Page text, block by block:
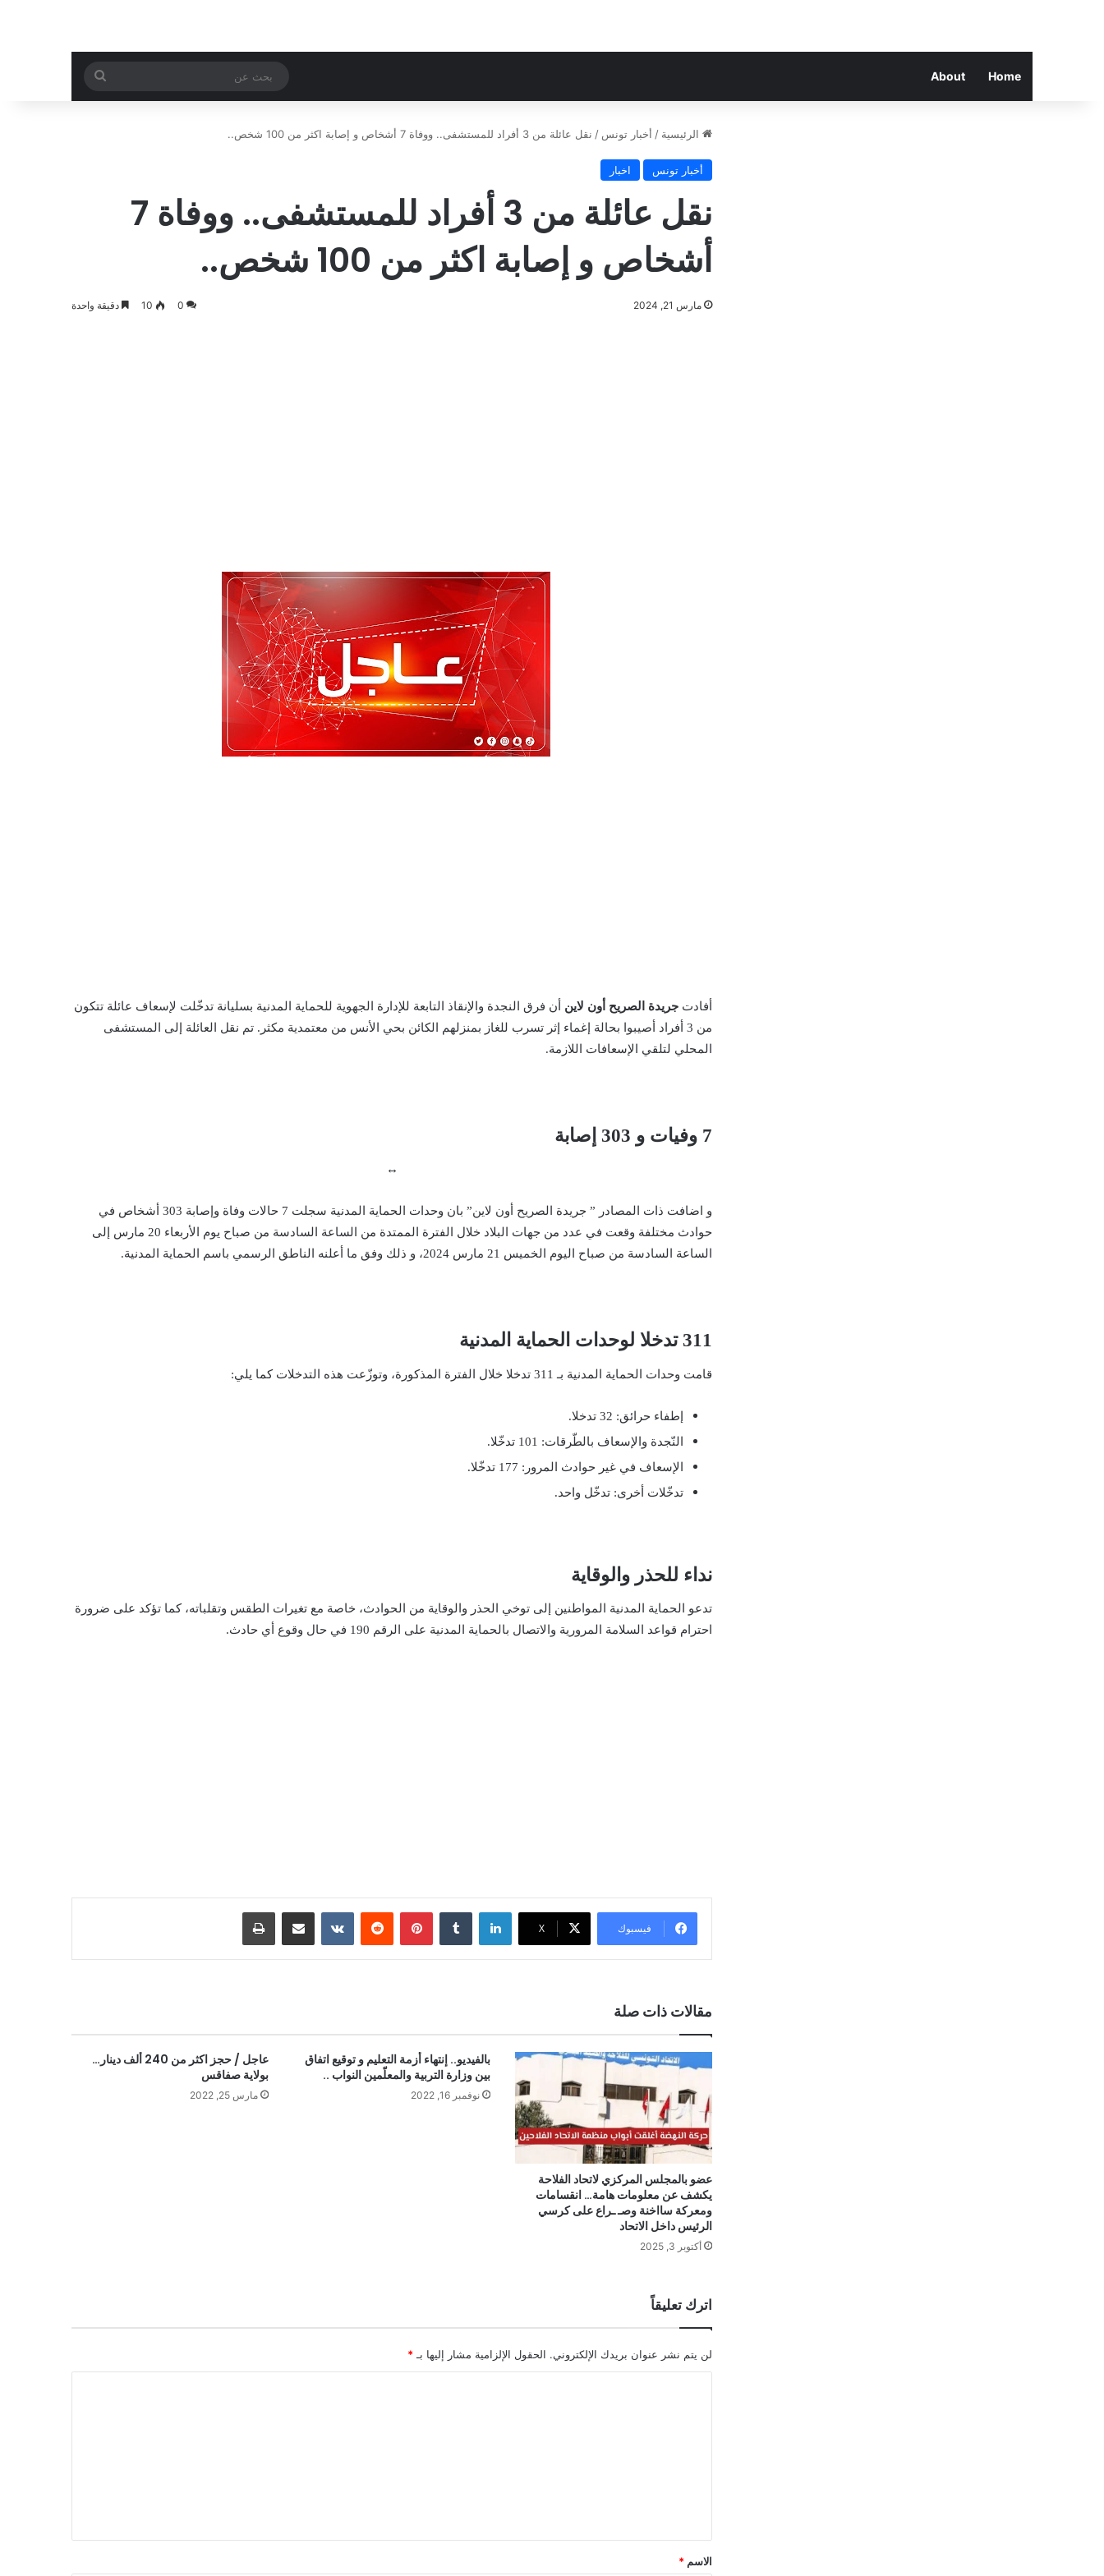
Home
About
بحث
عن
الرئيسية / أخبار تونس / نقل عائلة من 3 أفراد للمستشفى.. ووفاة 7 أشخاص و إصابة اكثر من 100 شخص..
أخبار تونس اخبار
نقل عائلة من 3 أفراد للمستشفى.. ووفاة 7
أشخاص و إصابة اكثر من 100 شخص..
مارس 21, 2024 0
10 دقيقة واحدة
أفادت جريدة الصريح أون لاين أن فرق النجدة والإنقاذ التابعة للإدارة الجهوية للحماية المدنية بسليانة تدخّلت لإسعاف عائلة تتكون
من 3 أفراد أصيبوا بحالة إغماء إثر تسرب للغاز بمنزلهم الكائن بحي الأنس من معتمدية مكثر. تم نقل العائلة إلى المستشفى
المحلي لتلقي الإسعافات اللازمة.
7 وفيات و 303 إصابة
↔
و اضافت ذات المصادر ” جريدة الصريح أون لاين” بان وحدات الحماية المدنية سجلت 7 حالات وفاة وإصابة 303 أشخاص في
حوادث مختلفة وقعت في عدد من جهات البلاد خلال الفترة الممتدة من الساعة السادسة من صباح يوم الأربعاء 20 مارس إلى
الساعة السادسة من صباح اليوم الخميس 21 مارس 2024، و ذلك وفق ما أعلنه الناطق الرسمي باسم الحماية المدنية.
311 تدخلا لوحدات الحماية المدنية
قامت وحدات الحماية المدنية بـ 311 تدخلا خلال الفترة المذكورة، وتوزّعت هذه التدخلات كما يلي:
إطفاء حرائق: 32 تدخلا.
النّجدة والإسعاف بالطّرقات: 101 تدخّلا.
الإسعاف في غير حوادث المرور: 177 تدخّلا.
تدخّلات أخرى: تدخّل واحد.
نداء للحذر والوقاية
تدعو الحماية المدنية المواطنين إلى توخي الحذر والوقاية من الحوادث، خاصة مع تغيرات الطقس وتقلباته، كما تؤكد على ضرورة
احترام قواعد السلامة المرورية والاتصال بالحماية المدنية على الرقم 190 في حال وقوع أي حادث.
فيسبوك X
لينكدإن بينتيريست مشاركة عبر البريد طباعة
مقالات ذات صلة
عضو بالمجلس المركزي لاتحاد الفلاحة
يكشف عن معلومات هامة… انقسامات
ومعركة سااخنة وصـ ـراع على كرسي
الرئيس داخل الاتحاد
أكتوبر 3, 2025
بالفيديو.. إنتهاء أزمة التعليم و توقيع اتفاق
بين وزارة التربية والمعلّمين النواب ..
نوفمبر 16, 2022
عاجل / حجز اكثر من 240 ألف دينار…
بولاية صفاقس
مارس 25, 2022
اترك تعليقاً
لن يتم نشر عنوان بريدك الإلكتروني. الحقول الإلزامية مشار إليها بـ *
*
الاسم *